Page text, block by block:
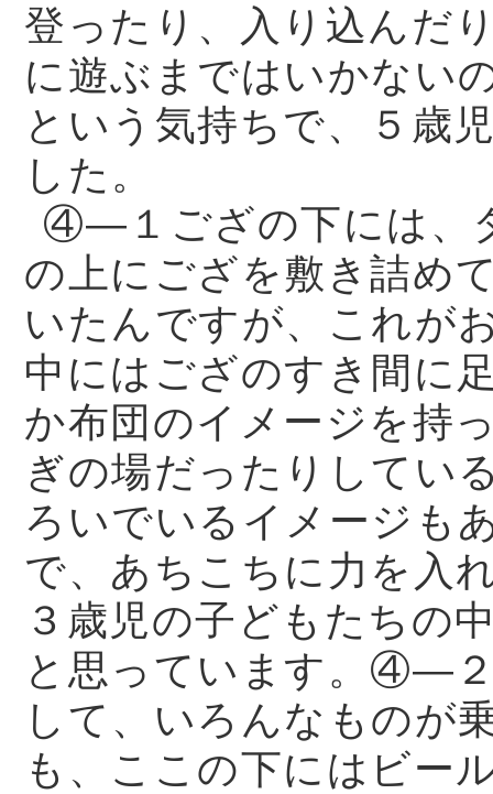
登ったり、入り込んだ
に遊ぶまではいかない
という気持ちで、５歳
した。
④—１ござの下には、
の上にござを敷き詰め
いたんですが、これが
中にはござのすき間に
か布団のイメージを持
ぎの場だったりしてい
ろいでいるイメージも
で、あちこちに力を入
３歳児の子どもたちの
と思っています。④—
して、いろんなものが
も、ここの下にはビー